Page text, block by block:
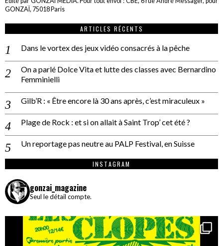
GONZAÏ, 75018 Paris
ARTICLES RÉCENTS
Dans le vortex des jeux vidéo consacrés à la pêche
On a parlé Dolce Vita et lutte des classes avec Bernardino
Femminielli
Gilb’R : « Être encore là 30 ans après, c’est miraculeux »
Plage de Rock : et si on allait à Saint Trop’ cet été ?
Un reportage pas neutre au PALP Festival, en Suisse
INSTAGRAM
gonzai_magazine
Seul le détail compte.